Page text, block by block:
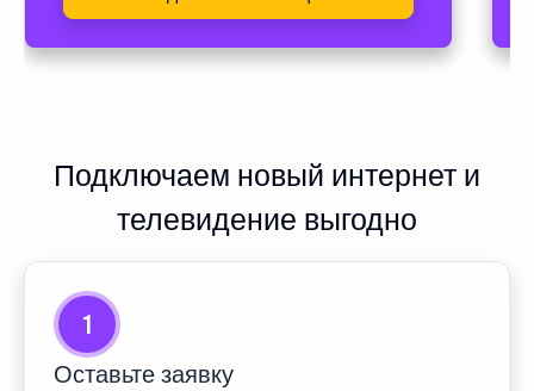
Подключаем новый интернет и
телевидение выгодно
1
Оставьте заявку